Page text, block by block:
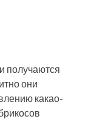
получаются
они
какао-